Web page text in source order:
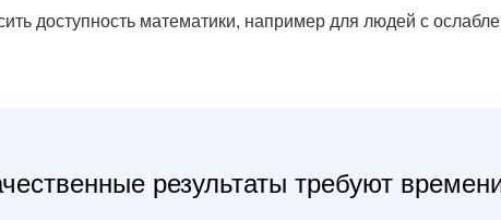
доступность математики, например для людей с
результаты требуют